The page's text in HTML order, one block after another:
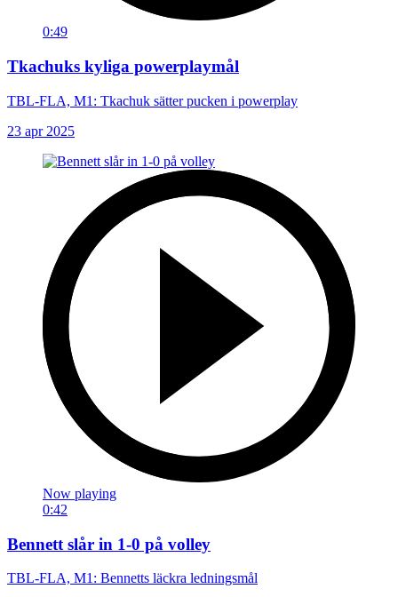
0:49
Tkachuks kyliga powerplaymål
TBL-FLA, M1: Tkachuk sätter pucken i powerplay
23 apr 2025
Now playing
0:42
Bennett slår in 1-0 på volley
TBL-FLA, M1: Bennetts läckra ledningsmål